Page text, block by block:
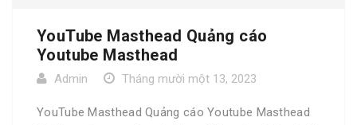
YouTube Masthead Quảng cáo
Youtube Masthead
Admin Tháng mười một 13, 2023
YouTube Masthead Quảng cáo Youtube Masthead